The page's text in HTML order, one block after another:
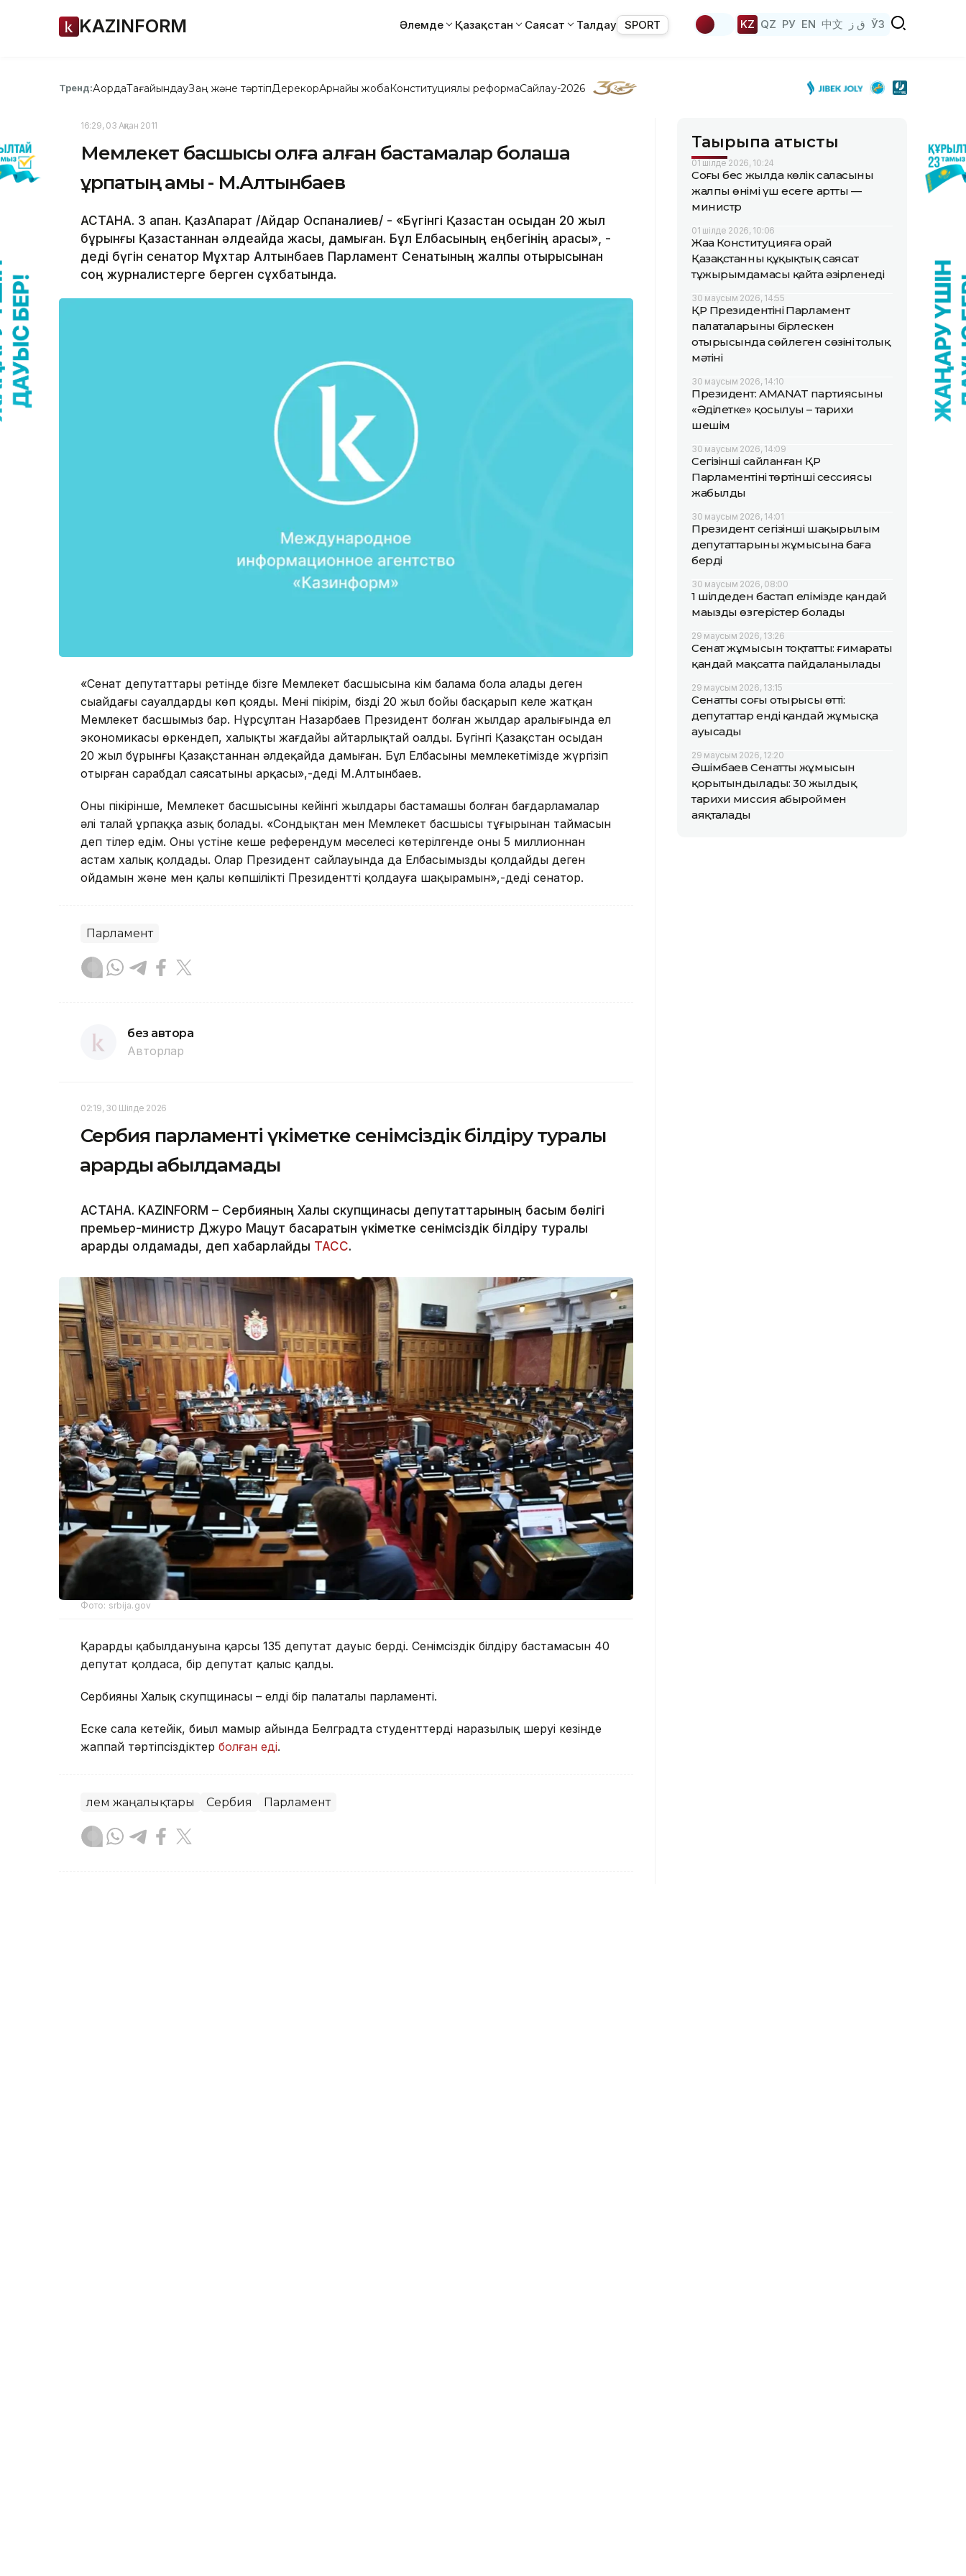
KAZINFORM Әлемде Қазақстан Саясат Талдау SPORT KZ QZ РУ EN 中文 ق ز ЎЗ
Тренд:АқордаТағайындауЗаң және тәртіпДерекқорАрнайы жобаКонституциялық реформаСайлау-2026
16:29, 03 Ақпан 2011
Мемлекет басшысы қолға алған бастамалар болашақ
ұрпақтың қамы - М.Алтынбаев
АСТАНА. 3 ақпан. ҚазАқпарат /Айдар Оспаналиев/ - «Бүгінгі Қазақстан осыдан 20 жыл
бұрынғы Қазақстаннан әлдеқайда жақсы, дамыған. Бұл Елбасының еңбегінің арқасы», -
деді бүгін сенатор Мұхтар Алтынбаев Парламент Сенатының жалпы отырысынан
соң журналистерге берген сұхбатында.
«Сенат депутаттары ретінде бізге Мемлекет басшысына кім балама бола алады деген
сыңайдағы сауалдарды көп қояды. Менің пікірім, бізді 20 жыл бойы басқарып келе жатқан
Мемлекет басшымыз бар. Нұрсұлтан Назарбаев Президент болған жылдар аралығында ел
экономикасы өркендеп, халықтың жағдайы айтарлықтай оңалды. Бүгінгі Қазақстан осыдан
20 жыл бұрынғы Қазақстаннан әлдеқайда дамыған. Бұл Елбасының мемлекетімізде жүргізіп
отырған сарабдал саясатының арқасы»,-деді М.Алтынбаев.
Оның пікірінше, Мемлекет басшысының кейінгі жылдары бастамашы болған бағдарламалар
әлі талай ұрпаққа азық болады. «Сондықтан мен Мемлекет басшысы тұғырынан таймасын
деп тілер едім. Оның үстіне кеше референдум мәселесі көтерілгенде оны 5 миллионнан
астам халық қолдады. Олар Президент сайлауында да Елбасымызды қолдайды деген
ойдамын және мен қалың көпшілікті Президентті қолдауға шақырамын»,-деді сенатор.
Парламент
без автора
Авторлар
02:19, 30 Шілде 2026
Сербия парламенті үкіметке сенімсіздік білдіру туралы
қарарды қабылдамады
АСТАНА. KAZINFORM – Сербияның Халық скупщинасы депутаттарының басым бөлігі
премьер-министр Джуро Мацут басқаратын үкіметке сенімсіздік білдіру туралы
қарарды қолдамады, деп хабарлайды ТАСС.
Фото: srbija.gov
Қарардың қабылдануына қарсы 135 депутат дауыс берді. Сенімсіздік білдіру бастамасын 40
депутат қолдаса, бір депутат қалыс қалды.
Сербияның Халық скупщинасы – елдің бір палаталы парламенті.
Еске сала кетейік, биыл мамыр айында Белградта студенттердің наразылық шеруі кезінде
жаппай тәртіпсіздіктер болған еді.
Әлем жаңалықтары Сербия Парламент
Тақырыпқа қатысты
01 шілде 2026, 10:24
Соңғы бес жылда көлік саласының
жалпы өнімі үш есеге артты —
министр
01 шілде 2026, 10:06
Жаңа Конституцияға орай
Қазақстанның құқықтық саясат
тұжырымдамасы қайта әзірленеді
30 маусым 2026, 14:55
ҚР Президентінің Парламент
палаталарының бірлескен
отырысында сөйлеген сөзінің толық
мәтіні
30 маусым 2026, 14:10
Президент: AMANAT партиясының
«Әділетке» қосылуы – тарихи
шешім
30 маусым 2026, 14:09
Сегізінші сайланған ҚР
Парламентінің төртінші сессиясы
жабылды
30 маусым 2026, 14:01
Президент сегізінші шақырылым
депутаттарының жұмысына баға
берді
30 маусым 2026, 08:00
1 шілдеден бастап елімізде қандай
маңызды өзгерістер болады
29 маусым 2026, 13:26
Сенат жұмысын тоқтатты: ғимараты
қандай мақсатта пайдаланылады
29 маусым 2026, 13:15
Сенаттың соңғы отырысы өтті:
депутаттар енді қандай жұмысқа
ауысады
29 маусым 2026, 12:20
Әшімбаев Сенаттың жұмысын
қорытындылады: 30 жылдық
тарихи миссия абыроймен
аяқталады